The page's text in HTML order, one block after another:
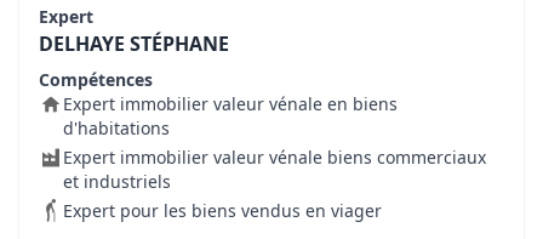
Expert
DELHAYE STÉPHANE
Compétences
Expert immobilier valeur vénale en biens
d'habitations
Expert immobilier valeur vénale biens commerciaux
et industriels
Expert pour les biens vendus en viager